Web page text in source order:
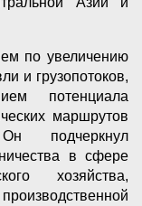
по увеличению
и грузопотоков,
потенциала
маршрутов
подчеркнул
в сфере
хозяйства,